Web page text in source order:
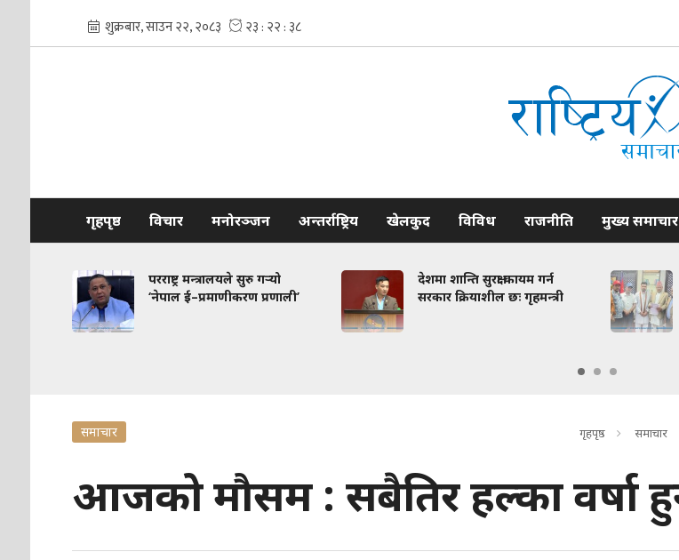
गृहपृष्ठ विचार मनोरञ्जन अन्तर्राष्ट्रिय खेलकुद विविध राजनीति मुख्य समाचार
परराष्ट्र मन्त्रालयले सुरु गर्‍यो
‘नेपाल ई–प्रमाणीकरण प्रणाली’
देशमा शान्ति सुरक्षा कायम गर्न
सरकार क्रियाशील छः गृहमन्त्री
समाचार गृहपृष्ठ समाचार
आजको मौसम : सबैतिर हल्का वर्षा